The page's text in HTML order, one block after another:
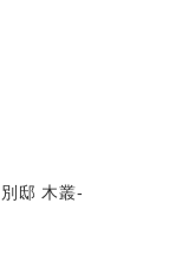
邸 木叢-